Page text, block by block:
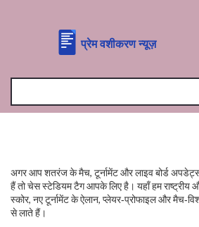
अगर आप शतरंज के मैच, टूर्नामेंट और लाइव बोर्ड
हैं तो चेस स्टेडियम टैग आपके लिए है। यहाँ हम राष्ट्रीय
स्कोर, नए टूर्नामेंट के ऐलान, प्लेयर‑प्रोफाइल और
से लाते हैं।